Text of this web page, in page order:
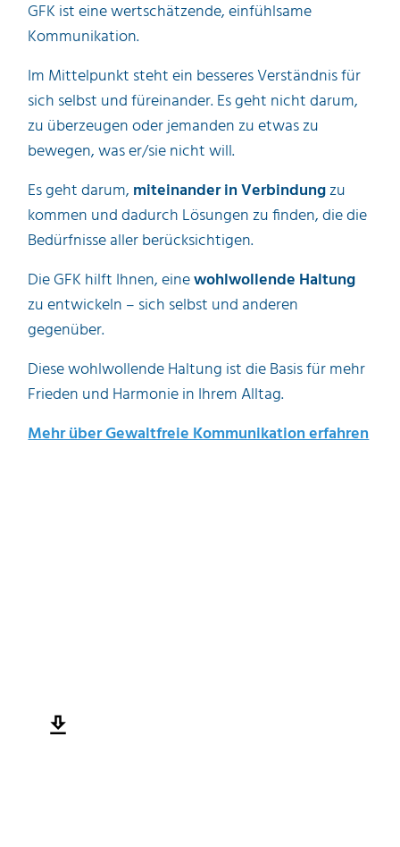
GFK ist eine wertschätzende, einfühlsame
Kommunikation.
Im Mittelpunkt steht ein besseres Verständnis für
sich selbst und füreinander. Es geht nicht darum,
zu überzeugen oder jemanden zu etwas zu
bewegen, was er/sie nicht will.
Es geht darum, miteinanderin Verbindungzu
kommen und dadurch Lösungen zu finden, die die
Bedürfnisse aller berücksichtigen.
Die GFK hilft Ihnen, einewohlwollende Haltung
zu entwickeln – sich selbst und anderen
gegenüber.
Diese wohlwollende Haltung ist die Basis für mehr
Frieden und Harmonie in Ihrem Alltag.
Mehr über Gewaltfreie Kommunikation erfahren